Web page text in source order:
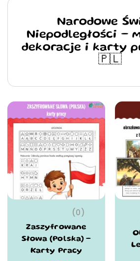
Narodowe
Niepodległości –
dekoracje i karty
🇵🇱
(0)
Zaszyfrowane
Słowa (Polska) –
Karty Pracy